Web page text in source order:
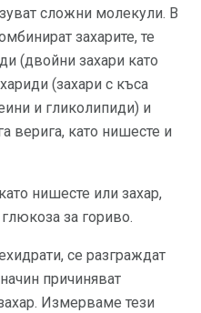
сложни молекули. В
захарите, те
(двойни захари като
(захари с къса
и гликолипиди) и
верига, като нишесте и
нишесте или захар,
за гориво.
се разграждат
причиняват
Измерваме тези